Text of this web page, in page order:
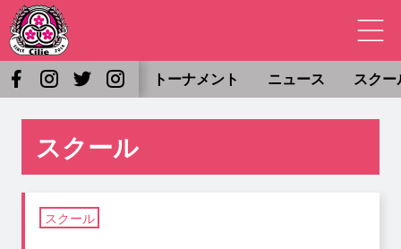
トーナメント ニュース スクー
スクール
スクール